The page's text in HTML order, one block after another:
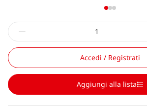
Accedi / Registrati
Aggiungi alla lista